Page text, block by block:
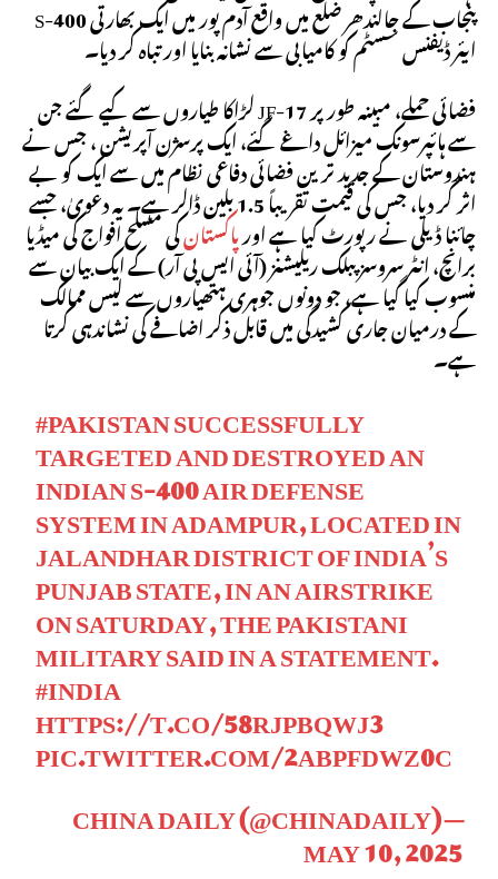
پنجاب کے جالندھر ضلع میں واقع آدم پور میں ایک بھارتی S-400
ایئر ڈیفنس سسٹم کو کامیابی سے نشانہ بنایا اور تباہ کر دیا۔
فضائی حملے، مبینہ طور پر JF-17 لڑاکا طیاروں سے کیے گئے جن
سے ہائپرسونک میزائل داغے گئے، ایک پرسژن آپریشن ، جس نے
ہندوستان کے جدید ترین فضائی دفاعی نظام میں سے ایک کو بے
اثر کر دیا، جس کی قیمت تقریباً 1.5 بلین ڈالر ہے۔ یہ دعویٰ، جسے
چائنا ڈیلی نے رپورٹ کیا ہے اورپاکستانکی مسلح افواج کی میڈیا
برانچ، انٹر سروسز پبلک ریلیشنز (آئی ایس پی آر) کے ایک بیان سے
منسوب کیا گیا ہے، جو دونوں جوہری ہتھیاروں سے لیس ممالک
کے درمیان جاری کشیدگی میں قابل ذکر اضافے کی نشاندہی کرتا
ہے۔
#PAKISTANSUCCESSFULLY
TARGETED AND DESTROYED AN
INDIAN S-400 AIR DEFENSE
SYSTEM IN ADAMPUR, LOCATED IN
JALANDHAR DISTRICT OF INDIA’S
PUNJAB STATE, IN AN AIRSTRIKE
ON SATURDAY, THE PAKISTANI
MILITARY SAID IN A STATEMENT.
#INDIA
HTTPS://T.CO/58RJPBQWJ3
PIC.TWITTER.COM/2ABPFDWZ0C
— CHINA DAILY (@CHINADAILY)
MAY 10, 2025